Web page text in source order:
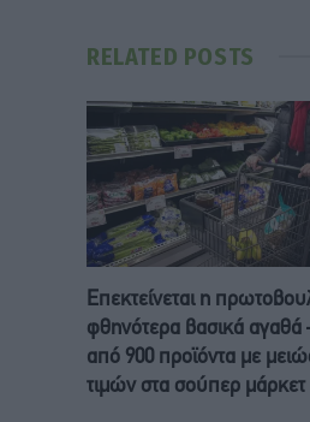
RELATED POSTS
Επεκτείνεται η
φθηνότερα βασικά
από 900 προϊόντα με
τιμών στα σούπερ μάρκετ